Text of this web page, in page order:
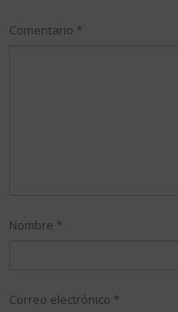
Comentario *
Nombre *
Correo electrónico *